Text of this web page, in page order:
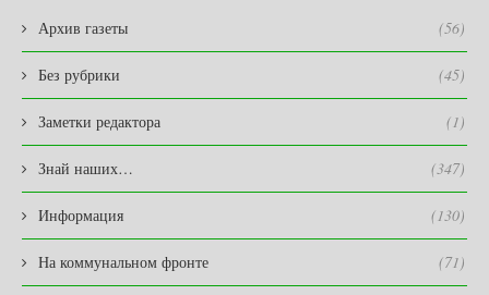
Архив газеты (56)
Без рубрики (45)
Заметки редактора (1)
Знай наших… (347)
Информация (130)
На коммунальном фронте (71)